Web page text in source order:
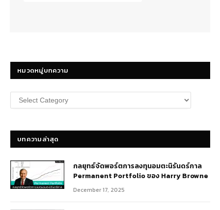
หมวดหมู่บทความ
หมวด
หมู่
บทความล่าสุด
กลยุทธ์​จัดพอร์ตการลงทุนอมตะนิรันดร์กาล
Permanent Portfolio ของ Harry Browne
December 17, 2025